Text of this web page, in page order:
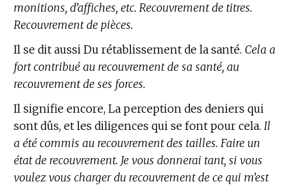
monitions, d’affiches, etc. Recouvrement de titres.
Recouvrement de pièces.
Il se dit aussi Du rétablissement de la santé. Cela a
fort contribué au recouvrement de sa santé, au
recouvrement de ses forces.
Il signifie encore, La perception des deniers qui
sont dûs, et les diligences qui se font pour cela. Il
a été commis au recouvrement des tailles. Faire un
état de recouvrement. Je vous donnerai tant, si vous
voulez vous charger du recouvrement de ce qui m’est